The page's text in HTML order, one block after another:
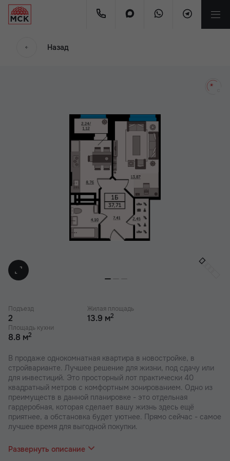
Назад
Подъезд
2
Жилая площадь
13.9 м2
Площадь кухни
8.8 м2
В продаже однокомнатная квартира в новостройке, в
стройварианте. Лучшее решение для жизни, под сдачу или
для инвестиций. Это просторный лот практически 40
квадратный метров с комфортным зонированием. Одно из
преимуществ в данной планировке - это отдельная
гардеробная, которая сделает вашу жизнь здесь ещё
приятнее, а обстановка будет уютнее. Прямо сейчас - самое
лучшее время для выгодной покупки.
отделе продаж вас проконсультируют по актуальным
предложениям.
Развернуть описание